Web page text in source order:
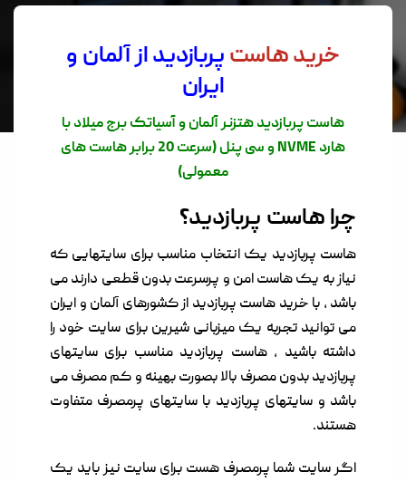
خرید هاستپربازدید از آلمان و
ایران
هاست پربازدید هتزنر آلمان و آسیاتک برج میلاد با
هارد NVME و سی پنل (سرعت 20 برابر هاست های
معمولی)
چرا هاست پربازدید؟
هاست پربازدید یک انتخاب مناسب برای سایتهایی که
نیاز به یک هاست امن و پرسرعت بدون قطعی دارند می
باشد , با خرید هاست پربازدید از کشورهای آلمان و ایران
می توانید تجربه یک میزبانی شیرین برای سایت خود را
داشته باشید , هاست پربازدید مناسب برای سایتهای
پربازدید بدون مصرف بالا بصورت بهینه و کم مصرف می
باشد و سایتهای پربازدید با سایتهای پرمصرف متفاوت
هستند.
اگر سایت شما پرمصرف هست برای سایت نیز باید یک